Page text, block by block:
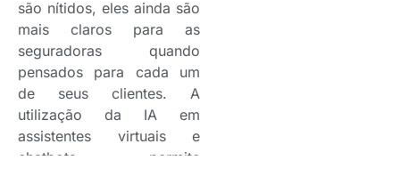
são nítidos, eles ainda são
mais claros para as
seguradoras quando
pensados para cada um
de seus clientes. A
utilização da IA em
assistentes virtuais e
chatbots permite